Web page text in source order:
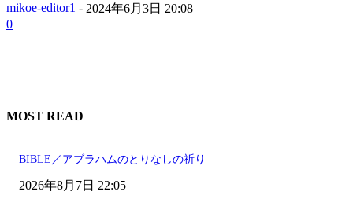
mikoe-editor1 - 2024年6月3日 20:08
0
MOST READ
BIBLE／アブラハムのとりなしの祈り
2026年8月7日 22:05